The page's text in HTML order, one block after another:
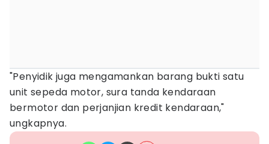
"Penyidik juga mengamankan barang bukti satu
unit sepeda motor, sura tanda kendaraan
bermotor dan perjanjian kredit kendaraan,"
ungkapnya.‎